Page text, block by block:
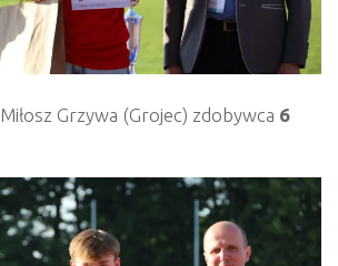
Miłosz Grzywa (Grojec) zdobywca 6